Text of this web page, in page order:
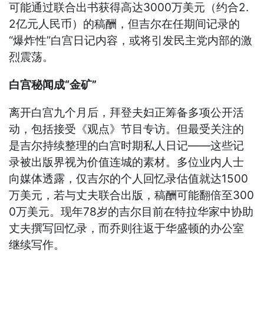
可能通过联合出书获得高达3000万美元（约合2.
2亿元人民币）的稿酬，但吉尔在任期间记录的
“爆炸性”白宫日记内容，或将引发民主党内部的激
烈震荡。
白宫秘闻成“金矿”
离开白宫九个月后，拜登夫妇正筹备多项公开活
动，包括接受《观点》节目专访。但最受关注的
是吉尔持续整理的白宫时期私人日记——这些记
录被出版界视为价值连城的素材。多位业内人士
向媒体透露，仅吉尔的个人回忆录估值就达1500
万美元，若与丈夫联合出版，稿酬可能翻倍至300
0万美元。现年78岁的吉尔目前在特拉华家中协助
丈夫撰写回忆录，而乔则往返于华盛顿的办公室
继续写作。